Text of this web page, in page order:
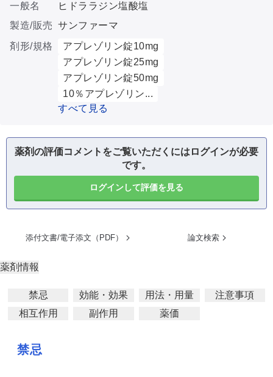
一般名
ヒドララジン塩酸塩
製造/販売 サンファーマ
剤形/規格
アプレゾリン錠10mg
アプレゾリン錠25mg
アプレゾリン錠50mg
10％アプレゾリン...
すべて見る
薬剤の評価コメントをご覧いただくにはログインが必要
です。
ログインして評価を見る
添付文書/電子添文（PDF） 論文検索
薬剤情報
禁忌 効能・効果 用法・用量
注意事項
相互作用
副作用 薬価
禁忌